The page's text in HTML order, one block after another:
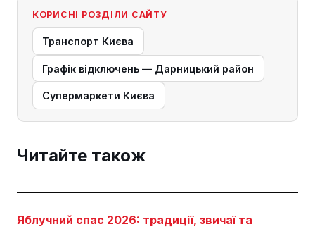
КОРИСНІ РОЗДІЛИ САЙТУ
Транспорт Києва
Графік відключень — Дарницький район
Супермаркети Києва
Читайте також
Яблучний спас 2026: традиції, звичаї та